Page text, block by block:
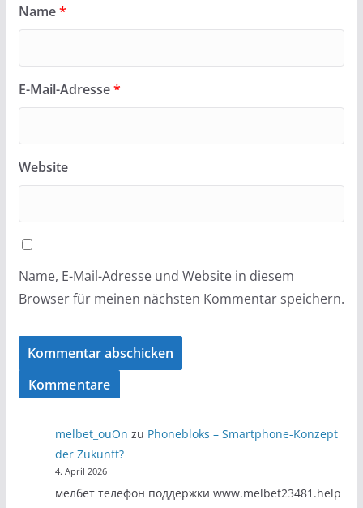
Name*
E-Mail-Adresse*
Website
Name, E-Mail-Adresse und Website in diesem
Browser für meinen nächsten Kommentar speichern.
Kommentare
melbet_ouOn zu Phonebloks – Smartphone-Konzept
der Zukunft?
4. April 2026
мелбет телефон поддержки www.melbet23481.help